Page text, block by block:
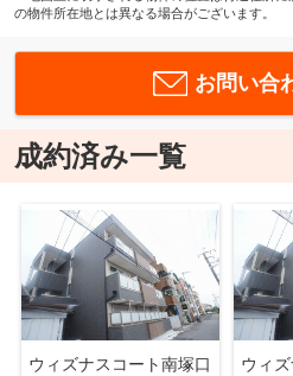
の物件所在地とは異なる場合がございます。
お問い合
成約済み一覧
ウィズナスコート南塚口 ウィ